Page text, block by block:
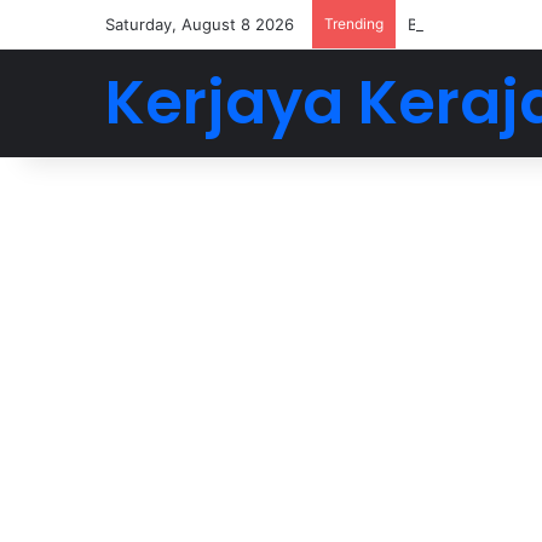
Saturday, August 8 2026 Trending Buat 5-6 Angka
Kerjaya